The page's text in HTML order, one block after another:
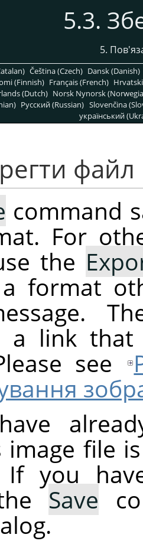
5.3.
5.
Čeština (Czech) Dansk (Danish)
(Finnish) Français (French)
(Dutch) Norsk Nynorsk
Pусский (Russian) Slovenčina
український
файл
command
For
the
format
a link
see
image file
If you
Save